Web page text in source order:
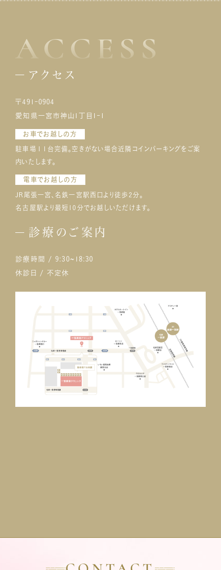
ACCESS
アクセス
〒491-0904
愛知県一宮市神山1丁目1-1
お車でお越しの方
駐車場１１台完備。空きがない場合近隣コインパーキングをご案
内いたします。
電車でお越しの方
JR尾張一宮、名鉄一宮駅西口より徒歩2分。
名古屋駅より最短10分でお越しいただけます。
診療のご案内
診療時間 / 9:30~18:30
休診日 / 不定休